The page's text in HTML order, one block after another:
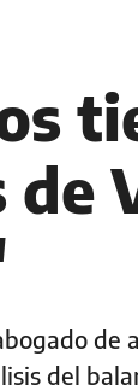
de
de
del